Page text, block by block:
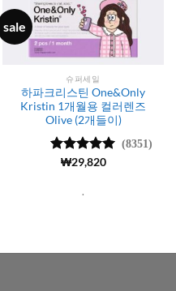
sale
슈퍼세일
하파크리스틴 One&Only
Kristin 1개월용 컬러렌즈
Olive (2개들이)
5 중에서
(8351)
₩29,820
.